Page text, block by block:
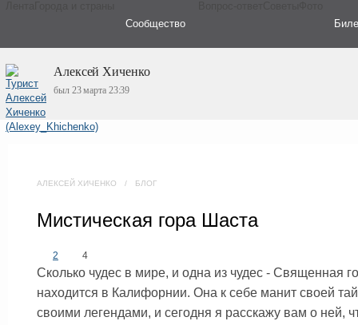
Сообщество
Алексей Хиченко
был 23 марта 23:39
АЛЕКСЕЙ ХИЧЕНКО / БЛОГ
Мистическая гора Шаста
2 4
Сколько чудес в мире, и одна из чудес - Священная
находится в Калифорнии. Она к себе манит своей
своими легендами, и сегодня я расскажу вам о ней,